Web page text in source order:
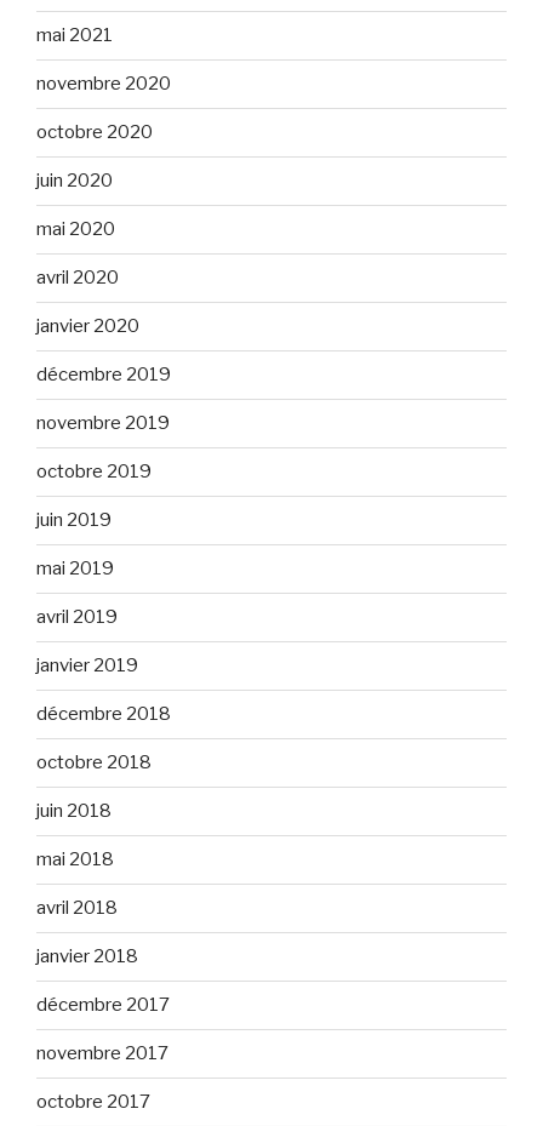
mai 2021
novembre 2020
octobre 2020
juin 2020
mai 2020
avril 2020
janvier 2020
décembre 2019
novembre 2019
octobre 2019
juin 2019
mai 2019
avril 2019
janvier 2019
décembre 2018
octobre 2018
juin 2018
mai 2018
avril 2018
janvier 2018
décembre 2017
novembre 2017
octobre 2017